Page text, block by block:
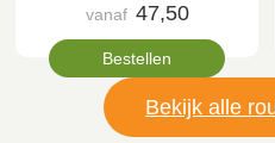
vanaf 47,50
Bestellen
Bekijk alle